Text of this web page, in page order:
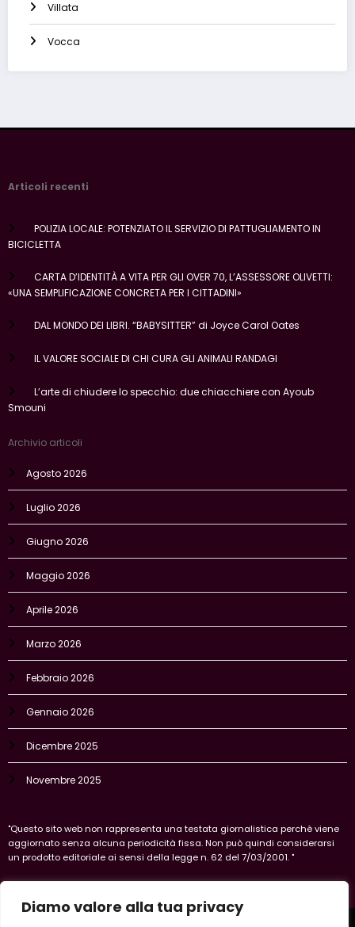
Diamo valore alla tua privacy
Villata
Vocca
Articoli recenti
POLIZIA LOCALE: POTENZIATO IL SERVIZIO DI PATTUGLIAMENTO IN
BICICLETTA
CARTA D’IDENTITÀ A VITA PER GLI OVER 70, L’ASSESSORE OLIVETTI:
«UNA SEMPLIFICAZIONE CONCRETA PER I CITTADINI»
DAL MONDO DEI LIBRI. “BABYSITTER” di Joyce Carol Oates
IL VALORE SOCIALE DI CHI CURA GLI ANIMALI RANDAGI
L’arte di chiudere lo specchio: due chiacchiere con Ayoub
Smouni
Archivio articoli
Agosto 2026
Luglio 2026
Giugno 2026
Maggio 2026
Aprile 2026
Marzo 2026
Febbraio 2026
Gennaio 2026
Dicembre 2025
Novembre 2025
"Questo sito web non rappresenta una testata giornalistica perchè viene
aggiornato senza alcuna periodicità fissa. Non può quindi considerarsi
un prodotto editoriale ai sensi della legge n. 62 del 7/03/2001. "